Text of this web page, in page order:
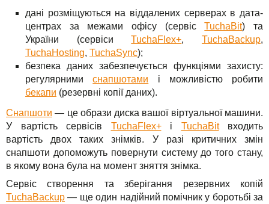
дані розміщуються на віддалених серверах в дата-
центрах за межами офісу (сервісTuchaBit) та
України (сервісиTuchaFlex+,TuchaBackup,
TuchaHosting, TuchaSync);
безпека даних забезпечується функціями захисту:
регулярнимиснапшотами і можливістю робити
бекапи (резервні копії даних).
Снапшоти — це образи диска вашої віртуальної машини.
У вартість сервісів TuchaFlex+і TuchaBitвходить
вартість двох таких знімків. У разі критичних змін
снапшоти допоможуть повернути систему до того стану,
в якому вона була на момент зняття знімка.
Сервіс створення та зберігання резервних копій
TuchaBackup — ще один надійний помічник у боротьбі за